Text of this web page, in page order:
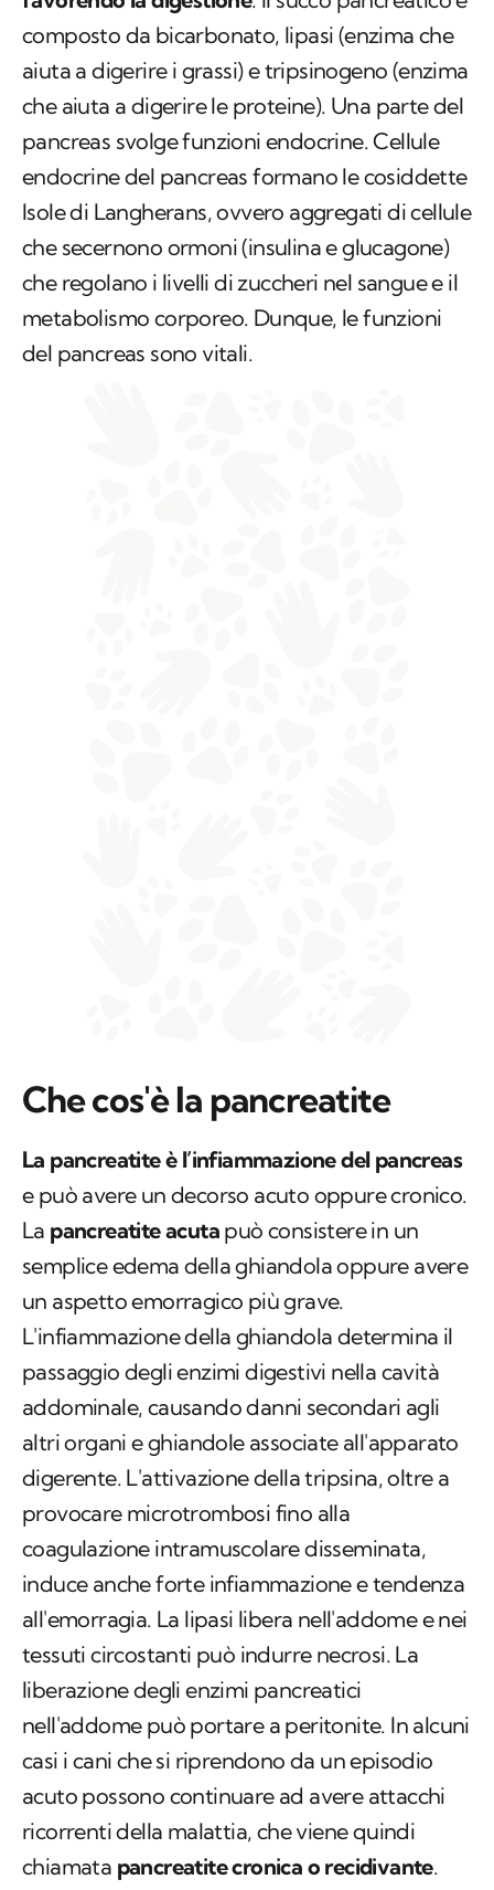
composto da bicarbonato, lipasi (enzima che
aiuta a digerire i grassi) e tripsinogeno (enzima
che aiuta a digerire le proteine). Una parte del
pancreas svolge funzioni endocrine. Cellule
endocrine del pancreas formano le cosiddette
Isole di Langherans, ovvero aggregati di cellule
che secernono ormoni (insulina e glucagone)
che regolano i livelli di zuccheri nel sangue e il
metabolismo corporeo. Dunque, le funzioni
del pancreas sono vitali.
Che cos'è la pancreatite
La pancreatite è l’infiammazione del pancreas
e può avere un decorso acuto oppure cronico.
La pancreatite acuta può consistere in un
semplice edema della ghiandola oppure avere
un aspetto emorragico più grave.
L'infiammazione della ghiandola determina il
passaggio degli enzimi digestivi nella cavità
addominale, causando danni secondari agli
altri organi e ghiandole associate all'apparato
digerente. L'attivazione della tripsina, oltre a
provocare microtrombosi fino alla
coagulazione intramuscolare disseminata,
induce anche forte infiammazione e tendenza
all'emorragia. La lipasi libera nell'addome e nei
tessuti circostanti può indurre necrosi. La
liberazione degli enzimi pancreatici
nell'addome può portare a peritonite. In alcuni
casi i cani che si riprendono da un episodio
acuto possono continuare ad avere attacchi
ricorrenti della malattia, che viene quindi
chiamata pancreatite cronica o recidivante.